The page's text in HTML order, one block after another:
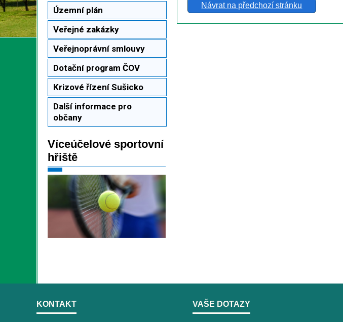
Územní plán
Veřejné zakázky
Veřejnoprávní smlouvy
Dotační program ČOV
Krizové řízení Sušicko
Další informace pro
občany
Víceúčelové sportovní
hřiště
Návrat na předchozí stránku
KONTAKT VAŠE DOTAZY